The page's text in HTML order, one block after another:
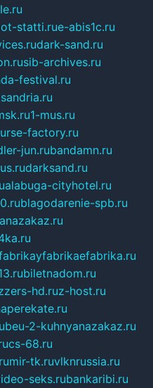
statti.rue-abis1c.ru
dark-sand.ru
sib-archives.ru
festival.ru
1-mus.ru
factory.ru
jun.rubandamn.ru
darksand.ru
alabuga-cityhotel.ru
blagodarenie-spb.ru
biletnadom.ru
hd.ruz-host.ru
2-kuhnyanazakaz.ru
cs-68.ru
mir-tk.ruvlknrussia.ru
seks.rubankaribi.ru